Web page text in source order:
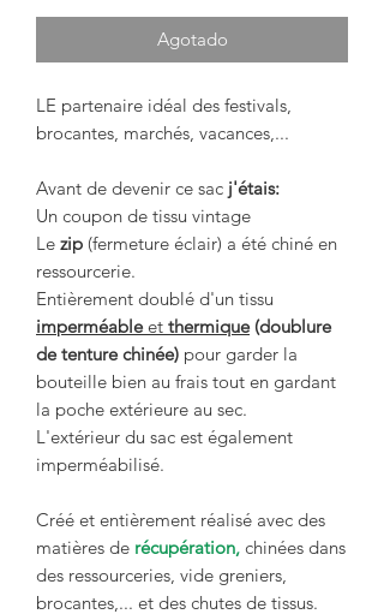
Agotado
LE partenaire idéal des festivals,
brocantes, marchés, vacances,...
Avant de devenir ce sac j'étais:
Un coupon de tissu vintage
Le zip (fermeture éclair) a été chiné en
ressourcerie.
Entièrement doublé d'un tissu
imperméableet thermique(doublure
de tenture chinée) pour garder la
bouteille bien au frais tout en gardant
la poche extérieure au sec.
L'extérieur du sac est également
imperméabilisé.
Créé et entièrement réalisé avec des
matières de récupération, chinées dans
des ressourceries, vide greniers,
brocantes,... et des chutes de tissus.